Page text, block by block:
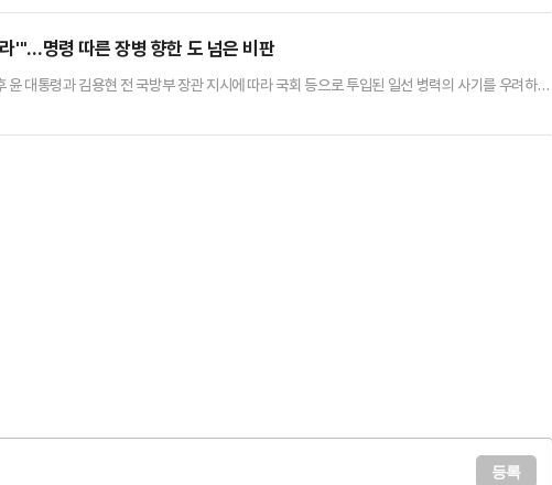
계엄’이 추가되며 전 세계의 비웃음거리가 됐다.각종 경제지표는 망가졌고, 기업들은 아우성을
'"…명령 따른 장병 향한 도 넘은 비판
대통령과 김용현 전 국방부 장관 지시에 따라 국회 등으로 투입된 일선 병력의 사기를 우려하는
특전여단장은 전날 진행된 국회 국방위 긴급현안질의에 참석해 "책임을 회피하는 것이 아니다"면